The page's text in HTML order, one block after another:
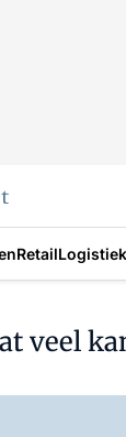
RetailLogistiek
veel